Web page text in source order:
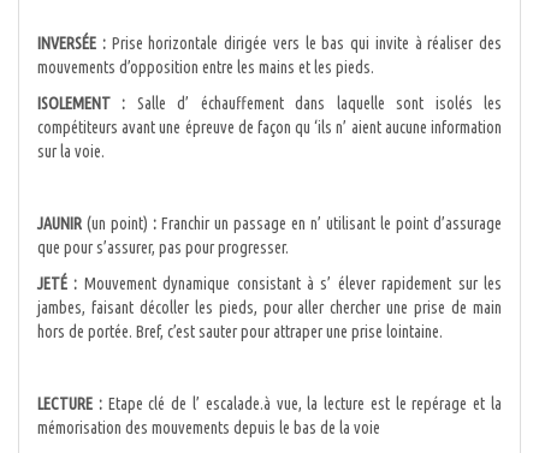
INVERSÉE :Prise horizontale dirigée vers le bas qui invite à réaliser des
mouvements d’opposition entre les mains et les pieds.
ISOLEMENT : Salle d’ échauffement dans laquelle sont isolés les
compétiteurs avant une épreuve de façon qu ‘ils n’ aient aucune information
sur la voie.
JAUNIR (un point) : Franchir un passage en n’ utilisant le point d’assurage
que pour s’assurer, pas pour progresser.
JETÉ : Mouvement dynamique consistant à s’ élever rapidement sur les
jambes, faisant décoller les pieds, pour aller chercher une prise de main
hors de portée. Bref, c’est sauter pour attraper une prise lointaine.
LECTURE :Etape clé de l’ escalade.à vue, la lecture est le repérage et la
mémorisation des mouvements depuis le bas de la voie